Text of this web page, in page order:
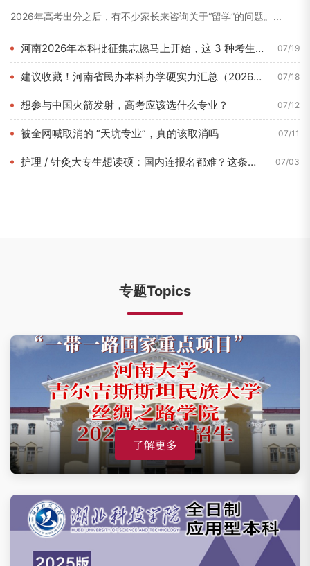
2026年高考出分之后，有不少家长来咨询关于“留学”的问题。...
河南2026年本科批征集志愿马上开始，这 3 种考生最容易捡... 07/19
建议收藏！河南省民办本科办学硬实力汇总（2026年7月最新数... 07/18
想参与中国火箭发射，高考应该选什么专业？ 07/12
被全网喊取消的 “天坑专业”，真的该取消吗 07/11
护理 / 针灸大专生想读硕：国内连报名都难？这条路 1 年即... 07/03
专题Topics
了解更多